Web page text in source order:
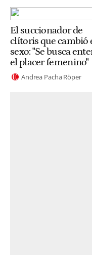
El succionador de
clítoris que cambió
sexo: "Se busca
el placer femenino"
Andrea Pacha Röper